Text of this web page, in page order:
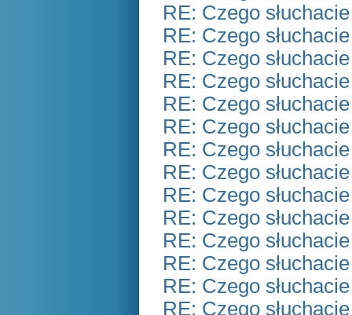
RE: Czego
RE: Czego
RE: Czego
RE: Czego
RE: Czego
RE: Czego
RE: Czego
RE: Czego
RE: Czego
RE: Czego
RE: Czego
RE: Czego
RE: Czego
RE: Czego